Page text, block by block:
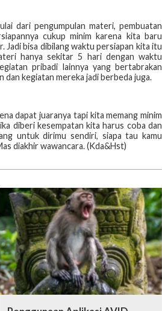
dari pengumpulan materi, pembuatan
cukup minim karena kita baru
Jadi bisa dibilang waktu persiapan kita itu
hanya sekitar 5 hari dengan waktu
pribadi lainnya yang bertabrakan
dan kegiatan mereka jadi berbeda juga.
dapat juaranya tapi kita memang minim
diberi kesempatan kita harus cobadan
untuk dirimu sendiri, siapa tau kamu
diakhir wawancara.(Kda&Hst)